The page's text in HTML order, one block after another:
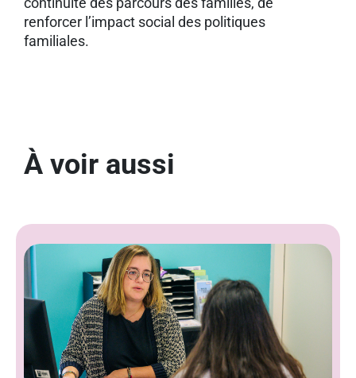
renforcer l’impact social des politiques
familiales.
À voir aussi